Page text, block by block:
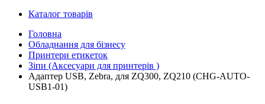
Каталог товарів
Головна
Обладнання для бізнесу
Принтери етикеток
Зіпи (Аксесуари для принтерів )
Адаптер USB, Zebra, для ZQ300, ZQ210 (CHG-AUTO-
USB1-01)